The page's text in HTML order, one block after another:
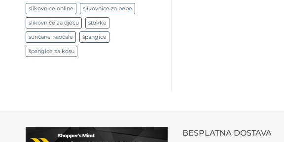
slikovnice online slikovnice za bebe
slikovnice za djecu stokke
sunčane naočale špangice
špangice za kosu
BESPLATNA DOSTAVA